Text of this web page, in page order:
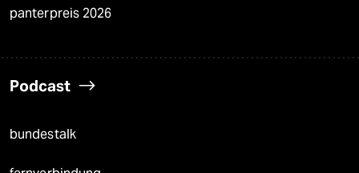
panterpreis 2026
Podcast
bundestalk